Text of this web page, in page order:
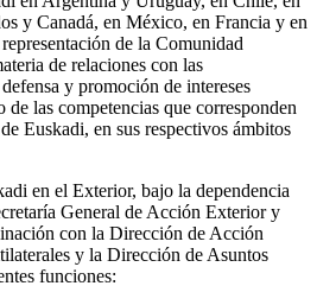
y Canadá, en México, en Francia y en
de la Comunidad
de relaciones con las
y promoción de intereses
las competencias que corresponden
Euskadi, en sus respectivos ámbitos
en el Exterior, bajo la dependencia
General de Acción Exterior y
con la Dirección de Acción
y la Dirección de Asuntos
funciones: